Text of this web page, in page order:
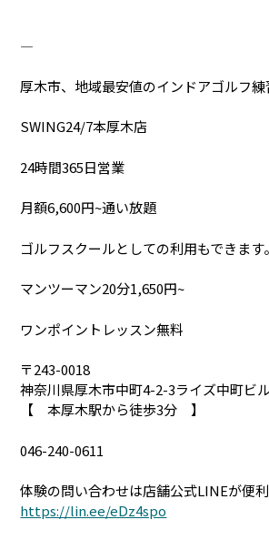
―――――――――――――――――――――――――
厚木市、地域最安値のインドアゴルフ
SWING24/7本厚木店
24時間365日営業
月額6,600円~通い放題
ゴルフスクールとしての利用もできます。
マンツーマン20分1,650円~
ワンポイントレッスン無料
〒243-0018
神奈川県厚木市中町4-2-3ライズ中町ビ
【 本厚木駅から徒歩3分 】
046-240-0611
体験の問い合わせは店舗公式LINEが便利
https://lin.ee/eDz4spo